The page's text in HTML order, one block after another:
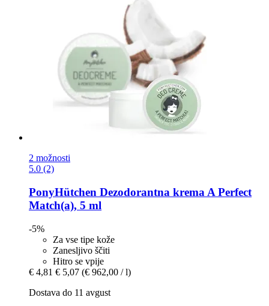
2 možnosti
5.0 (2)
PonyHütchen Dezodorantna krema A Perfect
Match(a), 5 ml
-5%
Za vse tipe kože
Zanesljivo ščiti
Hitro se vpije
€ 4,81 € 5,07 (€ 962,00 / l)
Dostava do 11 avgust